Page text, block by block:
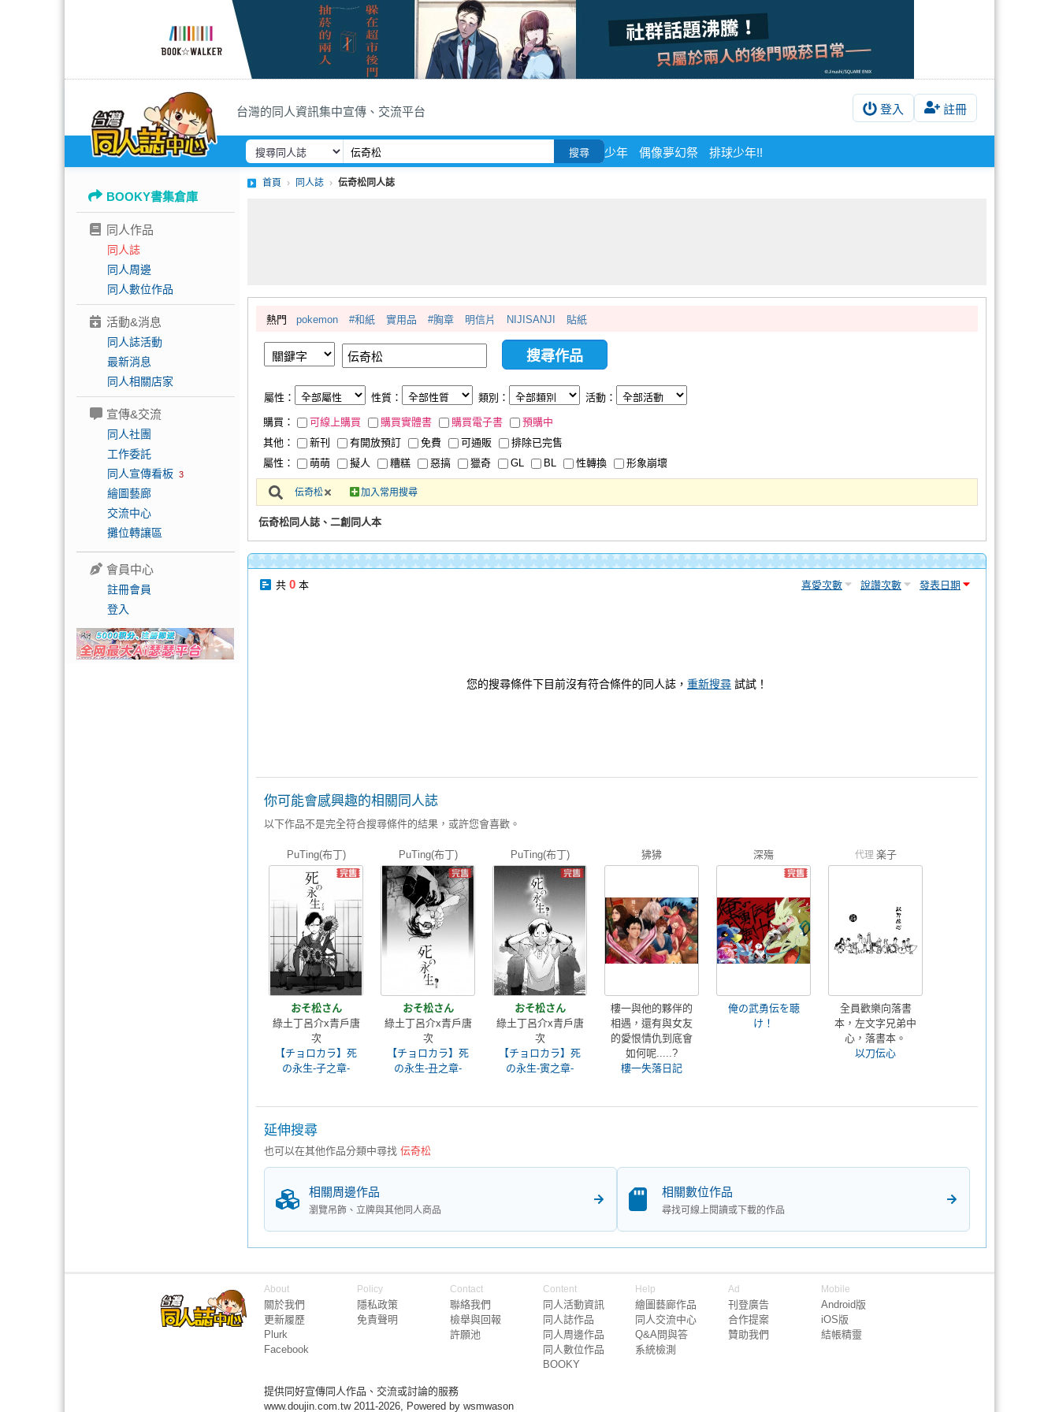
台灣的同人資訊集中宣傳、交流平台 登入 註冊
搜尋 少年 偶像夢幻祭 排球少年!!
BOOKY書集倉庫
同人作品
同人誌
同人周邊
同人數位作品
活動&消息
同人誌活動
最新消息
同人相關店家
宣傳&交流
同人社團
工作委託
同人宣傳看板 3
繪圖藝廊
交流中心
攤位轉讓區
會員中心
註冊會員
登入
首頁 同人誌 伝奇松同人誌
熱門 pokemon #和紙 實用品 #胸章 明信片 NIJISANJI 貼紙
屬性： 性質： 類別： 活動：
購買： 可線上購買 購買實體書 購買電子書
預購中
其他：
新刊 有開放預訂 免費 可通販
排除已完售
屬性：
萌萌 擬人 糟糕 惡搞 獵奇 GL BL 性轉換 形象崩壞
伝奇松 加入常用搜尋
伝奇松同人誌、二創同人本
共 0 本 喜愛次數 說讚次數 發表日期
您的搜尋條件下目前沒有符合條件的同人誌， 重新搜尋 試試！
你可能會感興趣的相關同人誌
以下作品不是完全符合搜尋條件的結果，或許您會喜歡。
PuTing(布丁)
おそ松さん
綠土丁呂介x青戶唐
次
【チョロカラ】死
の永生-子之章-
PuTing(布丁)
おそ松さん
綠土丁呂介x青戶唐
次
【チョロカラ】死
の永生-丑之章-
PuTing(布丁)
おそ松さん
綠土丁呂介x青戶唐
次
【チョロカラ】死
の永生-寅之章-
狒狒
樓一與他的夥伴的
相遇，還有與女友
的愛恨情仇到底會
如何呢.....?
樓一失落日記
深殤
俺の武勇伝を聴
け！
代理 楽子
全員歡樂向落書
本，左文字兄弟中
心，落書本。
以刀伝心
延伸搜尋
也可以在其他作品分類中尋找 伝奇松
相關周邊作品
瀏覽吊飾、立牌與其他同人商品
相關數位作品
尋找可線上閱讀或下載的作品
About
關於我們
更新履歷
Plurk
Facebook
Policy
隱私政策
免責聲明
Contact
聯絡我們
檢舉與回報
許願池
Content
同人活動資訊
同人誌作品
同人周邊作品
同人數位作品
BOOKY
Help
繪圖藝廊作品
同人交流中心
Q&A問與答
系統檢測
Ad
刊登廣告
合作提案
贊助我們
Mobile
Android版
iOS版
結帳精靈
提供同好宣傳同人作品、交流或討論的服務
www.doujin.com.tw 2011-2026, Powered by wsmwason